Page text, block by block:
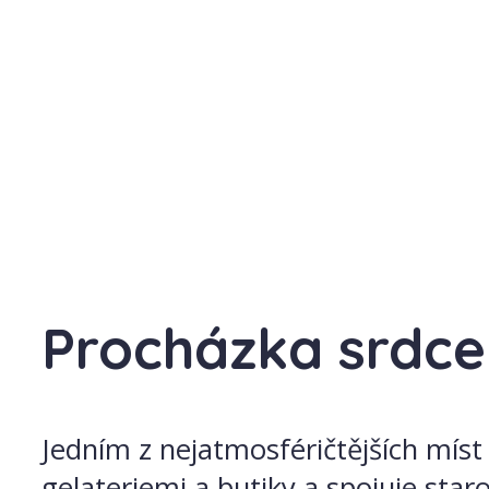
Procházka
Jedním z nejatmosféričtějších